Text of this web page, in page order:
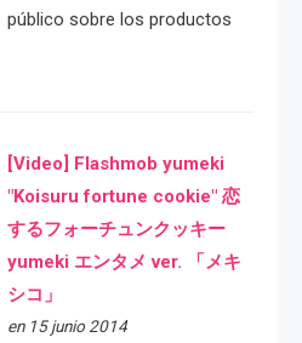
público sobre los productos
[Video] Flashmob yumeki
"Koisuru fortune cookie" 恋
するフォーチュンクッキー
yumeki エンタメ ver. 「メキ
シコ」
en 15 junio 2014